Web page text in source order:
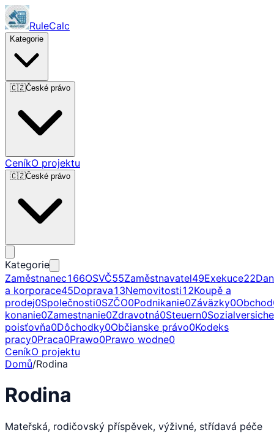
RuleCalc
Kategorie
🇨🇿České právo
CeníkO projektu
🇨🇿České právo
Kategorie
Zaměstnanec166OSVČ55Zaměstnavatel49Exekuce22
a korporace45Doprava13Nemovitosti12Koupě a
prodej0Společnosti0SZČO0Podnikanie0Záväzky0Obchod
konanie0Zamestnanie0Zdravotná0Steuern0
poisťovňa0Dôchodky0Občianske právo0Kodeks
pracy0Praca0Prawo0Prawo wodne0
CeníkO projektu
Domů/Rodina
Rodina
Mateřská, rodičovský příspěvek, výživné, střídavá péče